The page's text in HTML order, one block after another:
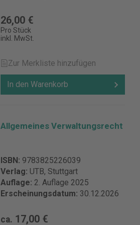
26,00 €
Pro Stück
inkl. MwSt.
Zur Merkliste hinzufügen
In den Warenkorb
Allgemeines Verwaltungsrecht
ISBN: 9783825226039
Verlag: UTB, Stuttgart
Auflage: 2. Auflage 2025
Erscheinungsdatum: 30.12.2026
ca. 17,00 €